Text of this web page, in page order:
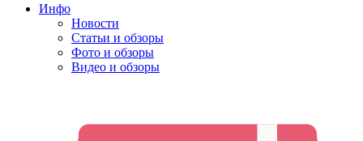
Инфо
Новости
Статьи и обзоры
Фото и обзоры
Видео и обзоры